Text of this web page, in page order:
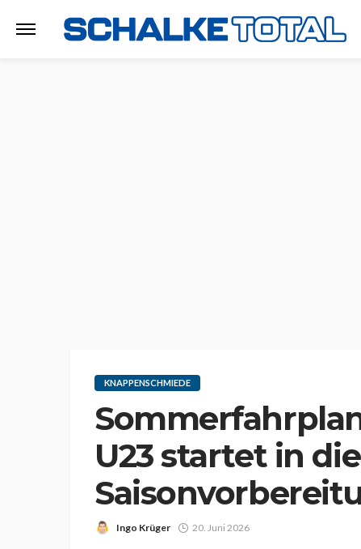
KNAPPENSCHMIEDE
U23 startet in die
Ingo Krüger 20. Juni 2026